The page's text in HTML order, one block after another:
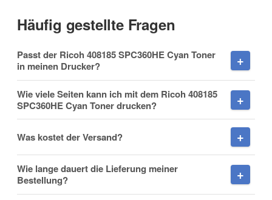
Nachname
Firma
Häufig gestellte Fragen
Passt der Ricoh 408185 SPC360HE Cyan Toner
in meinen Drucker?
Wie viele Seiten kann ich mit dem Ricoh 408185
SPC360HE Cyan Toner drucken?
Was kostet der Versand?
Wie lange dauert die Lieferung meiner
Bestellung?